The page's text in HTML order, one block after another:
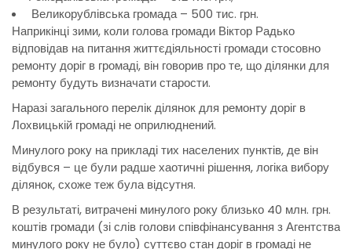
Великорублівська громада – 500 тис. грн.
Наприкінці зими, коли голова громади Віктор Радько
відповідав на питання життєдіяльності громади стосовно
ремонту доріг в громаді, він говорив про те, що ділянки для
ремонту будуть визначати старости.
Наразі загального перелік ділянок для ремонту доріг в
Лохвицькій громаді не оприлюднений.
Минулого року на прикладі тих населених пунктів, де він
відбувся – це були радше хаотичні рішення, логіка вибору
ділянок, схоже теж була відсутня.
В результаті, витрачені минулого року близько 40 млн. грн.
коштів громади (зі слів голови співфінансування з Агентства
минулого року не було) суттєво стан доріг в громаді не